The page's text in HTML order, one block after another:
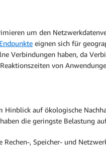
um den
eignen sich für
Verbindungen haben, da
von
auf ökologische
die geringste Belastung
, Speicher- und